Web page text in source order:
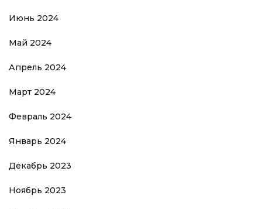
Июнь 2024
Май 2024
Апрель 2024
Март 2024
Февраль 2024
Январь 2024
Декабрь 2023
Ноябрь 2023